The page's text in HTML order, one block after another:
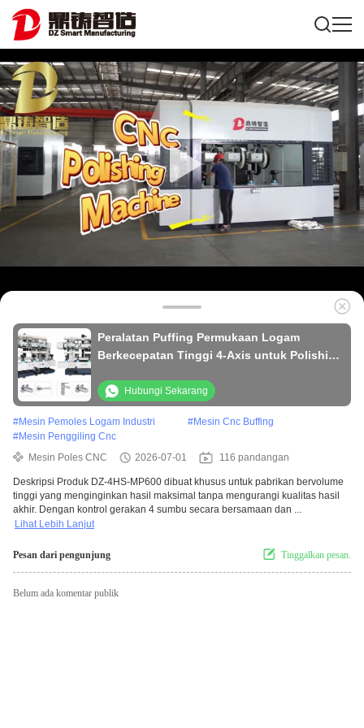
Peralatan Puffing Permukaan Logam
Berkecepatan Tinggi 4-Axis untuk Polishing
Hubungi Sekarang
#Mesin Pemoles Logam Industri #Mesin Cnc Buffing
#Mesin Penggiling Cnc
Mesin Poles CNC
2026-07-01 116 pandangan
Deskripsi Produk DZ-4HS-MP600 dibuat khusus untuk pabrikan bervolume
tinggi yang menginginkan hasil maksimal tanpa mengurangi kualitas hasil
akhir. Dengan kontrol gerakan 4 sumbu secara bersamaan dan ...
Lihat Lebih Lanjut
Pesan dari pengunjung Tinggalkan pesan.
Belum ada komentar publik